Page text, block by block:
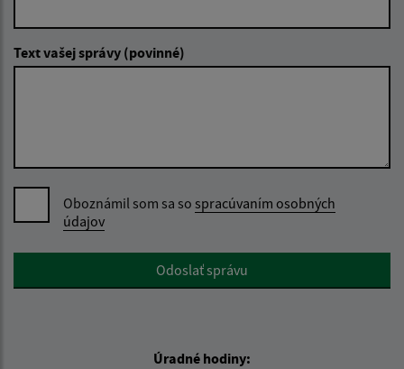
Text vašej správy (povinné)
Oboznámil som sa so spracúvaním osobných
údajov
Google reCaptcha ResponseOdoslať správu
Úradné hodiny: